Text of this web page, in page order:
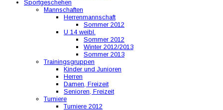
Sportgeschehen
Mannschaften
Herrenmannschaft
Sommer 2012
U 14 weibl.
Sommer 2012
Winter 2012/2013
Sommer 2013
Trainingsgruppen
Kinder und Junioren
Herren
Damen, Freizeit
Senioren, Freizeit
Turniere
Turniere 2012